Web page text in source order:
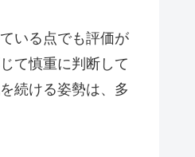
いる点でも評価が
て慎重に判断して
続ける姿勢は、多